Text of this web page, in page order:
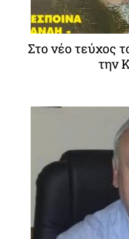
Στο νέο τεύχος
την